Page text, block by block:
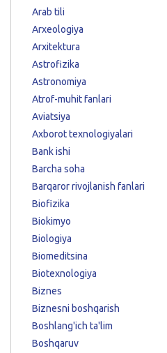
Arab tili
Arxeologiya
Arxitektura
Astrofizika
Astronomiya
Atrof-muhit fanlari
Aviatsiya
Axborot texnologiyalari
Bank ishi
Barcha soha
Barqaror rivojlanish fanlari
Biofizika
Biokimyo
Biologiya
Biomeditsina
Biotexnologiya
Biznes
Biznesni boshqarish
Boshlang'ich ta'lim
Boshqaruv